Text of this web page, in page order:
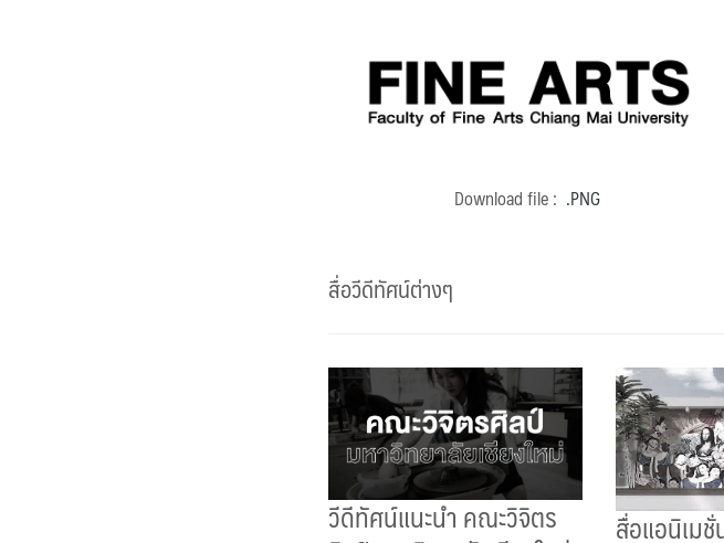
Download file : .PNG
สื่อวีดีทัศน์ต่างๆ
วีดีทัศน์แนะนำ คณะวิจิตร สื่อแอนิเม